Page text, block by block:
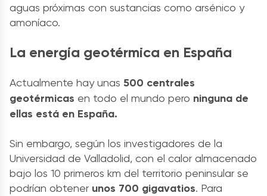
aguas próximas con sustancias como arsénico y
amoníaco.
La energía geotérmica en España
Actualmente hay unas 500 centrales
geotérmicas en todo el mundo pero ninguna de
ellas está en España.
Sin embargo, según los investigadores de la
Universidad de Valladolid, con el calor almacenado
bajo los 10 primeros km del territorio peninsular se
podrían obtener unos 700 gigavatios. Para